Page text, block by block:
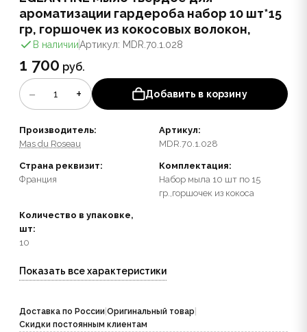
ароматизации гардероба набор 10 шт*15
гр, горшочек из кокосовых волокон,
В наличииАртикул: MDR.70.1.028
1 700 руб.
− 1 + Добавить в корзину
Производитель:
Mas du Roseau
Артикул:
MDR.70.1.028
Страна реквизит:
Франция
Комплектация:
Набор мыла 10 шт по 15
гр.,горшочек из кокоса
Количество в упаковке,
шт:
10
Показать все характеристики
Доставка по России Оригинальный товар
Скидки постоянным клиентам